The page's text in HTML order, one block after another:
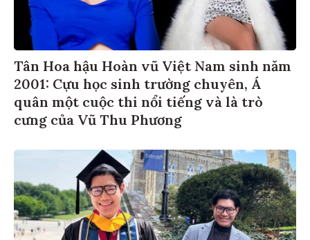
Tân Hoa hậu Hoàn vũ Việt Nam sinh năm
2001: Cựu học sinh trường chuyên, Á
quân một cuộc thi nổi tiếng và là trò
cưng của Vũ Thu Phương